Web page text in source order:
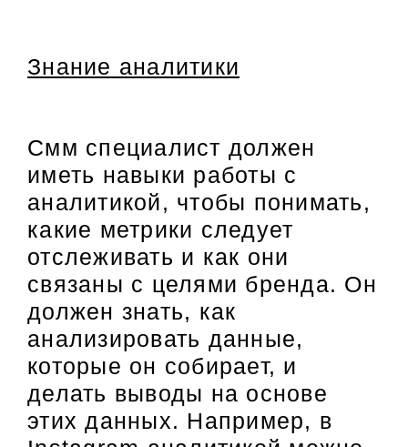
Знание аналитики
Смм специалист должен
иметь навыки работы с
аналитикой, чтобы понимать,
какие метрики следует
отслеживать и как они
связаны с целями бренда. Он
должен знать, как
анализировать данные,
которые он собирает, и
делать выводы на основе
этих данных. Например, в